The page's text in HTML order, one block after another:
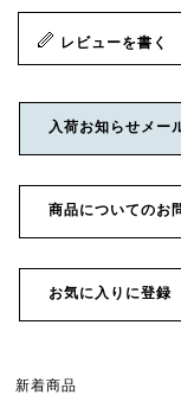
レビューを書く
入荷お知らせメー
商品についてのお
お気に入りに登録
新着商品